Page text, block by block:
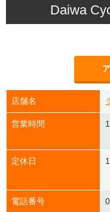
Daiwa
店舗名
営業時間
定休日
電話番号